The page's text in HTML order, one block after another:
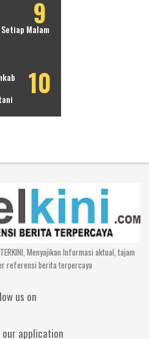
Malam
TERKINI, Menyajikan Informasi aktual, tajam
referensi berita terpercaya
us on
our application